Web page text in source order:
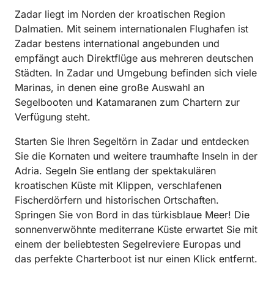
Zadar liegt im Norden der kroatischen Region
Dalmatien. Mit seinem internationalen Flughafen ist
Zadar bestens international angebunden und
empfängt auch Direktflüge aus mehreren deutschen
Städten. In Zadar und Umgebung befinden sich viele
Marinas, in denen eine große Auswahl an
Segelbooten und Katamaranen zum Chartern zur
Verfügung steht.
Starten Sie Ihren Segeltörn in Zadar und entdecken
Sie die Kornaten und weitere traumhafte Inseln in der
Adria. Segeln Sie entlang der spektakulären
kroatischen Küste mit Klippen, verschlafenen
Fischerdörfern und historischen Ortschaften.
Springen Sie von Bord in das türkisblaue Meer! Die
sonnenverwöhnte mediterrane Küste erwartet Sie mit
einem der beliebtesten Segelreviere Europas und
das perfekte Charterboot ist nur einen Klick entfernt.